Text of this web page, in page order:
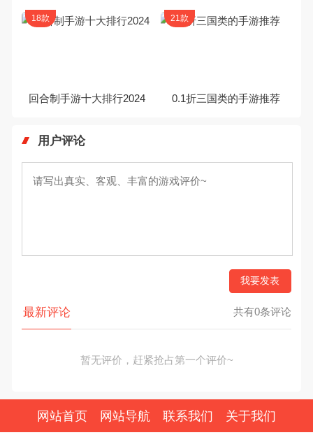
回合制手游十大排行2024
18款
0.1折三国类的手游推荐
21款
用户评论
我要发表
最新评论 共有0条评论
暂无评价，赶紧抢占第一个评价~
网站首页 网站导航 联系我们 关于我们